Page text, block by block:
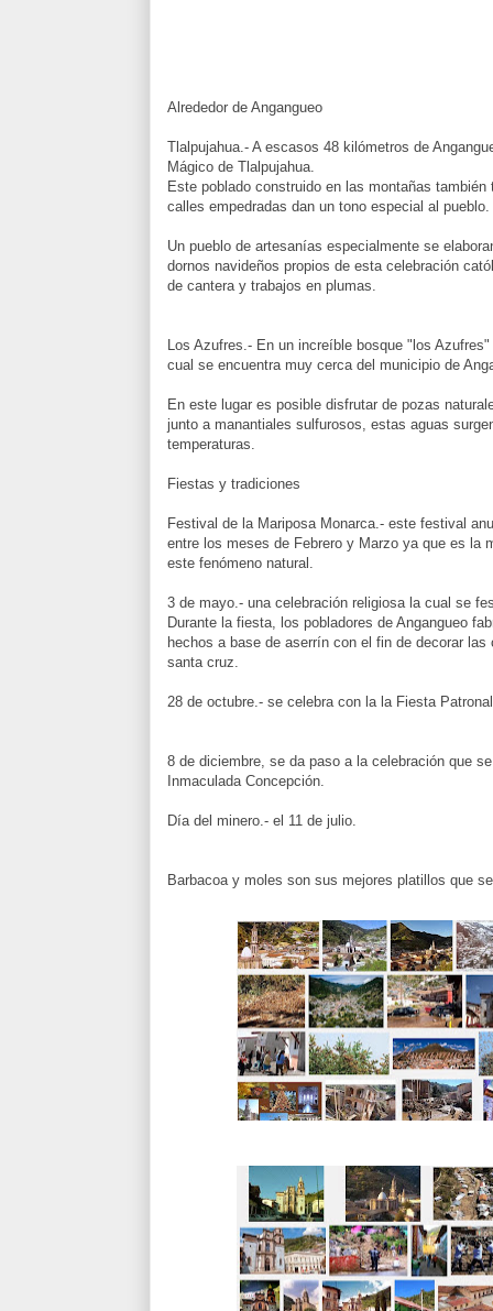
Alrededor de Angangueo
Tlalpujahua.- A escasos 48 kilómetros de
Mágico de Tlalpujahua.
Este poblado construido en las montañas
calles empedradas dan un tono especial al pueblo.
Un pueblo de artesanías especialmente se
dornos navideños propios de esta celebración
de cantera y trabajos en plumas.
Los Azufres.- En un increíble bosque "los
cual se encuentra muy cerca del municipio de
En este lugar es posible disfrutar de pozas
junto a manantiales sulfurosos, estas aguas
temperaturas.
Fiestas y tradiciones
Festival de la Mariposa Monarca.- este festival
entre los meses de Febrero y Marzo ya que es la
este fenómeno natural.
3 de mayo.- una celebración religiosa la cual se
Durante la fiesta, los pobladores de Angangueo
hechos a base de aserrín con el fin de decorar las
santa cruz.
28 de octubre.- se celebra con la la Fiesta
8 de diciembre, se da paso a la celebración que
Inmaculada Concepción.
Día del minero.- el 11 de julio.
Barbacoa y moles son sus mejores platillos que